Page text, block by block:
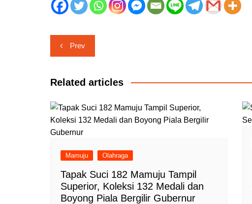
Navigasi
pos
Prev
Related articles
Mamuju Olahraga
Tapak Suci 182 Mamuju Tampil
Superior, Koleksi 132 Medali dan
Boyong Piala Bergilir Gubernur